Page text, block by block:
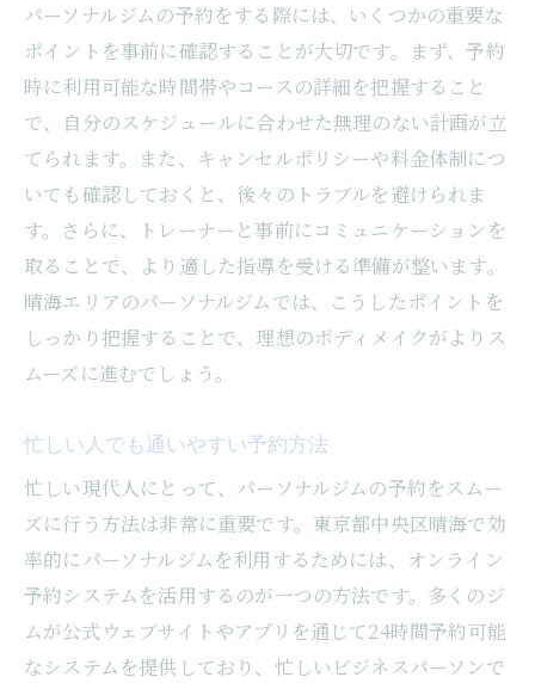
パーソナルジムの予約をする際には、いくつかの重要な
ポイントを事前に確認することが大切です。まず、予約
時に利用可能な時間帯やコースの詳細を把握すること
で、自分のスケジュールに合わせた無理のない計画が立
てられます。また、キャンセルポリシーや料金体制につ
いても確認しておくと、後々のトラブルを避けられま
す。さらに、トレーナーと事前にコミュニケーションを
取ることで、より適した指導を受ける準備が整います。
晴海エリアのパーソナルジムでは、こうしたポイントを
しっかり把握することで、理想のボディメイクがよりス
ムーズに進むでしょう。
忙しい人でも通いやすい予約方法
忙しい現代人にとって、パーソナルジムの予約をスムー
ズに行う方法は非常に重要です。東京都中央区晴海で効
率的にパーソナルジムを利用するためには、オンライン
予約システムを活用するのが一つの方法です。多くのジ
ムが公式ウェブサイトやアプリを通じて24時間予約可能
なシステムを提供しており、忙しいビジネスパーソンで